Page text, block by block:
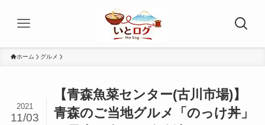
ホーム グルメ
【青森魚菜センター(古川市場)】
青森のご当地グルメ「のっけ丼」
2021
11/03